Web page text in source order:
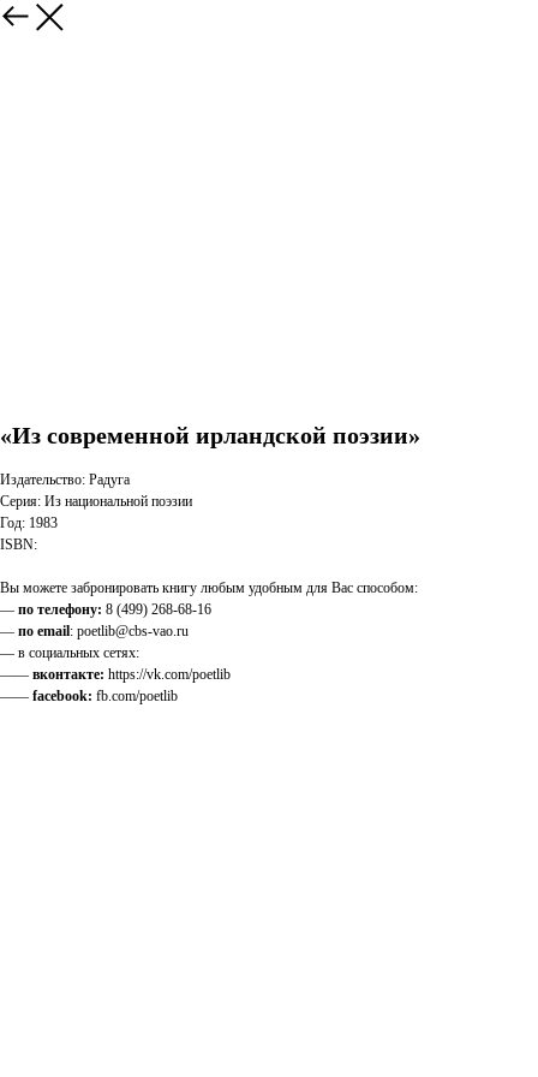
«Из современной ирландской поэзии»
Издательство: Радуга
Серия: Из национальной поэзии
Год: 1983
ISBN:
Вы можете забронировать книгу любым удобным для Вас способом:
— по телефону: 8 (499) 268-68-16
— по email: poetlib@cbs-vao.ru
— в социальных сетях:
—— вконтакте: https://vk.com/poetlib
—— facebook: fb.com/poetlib